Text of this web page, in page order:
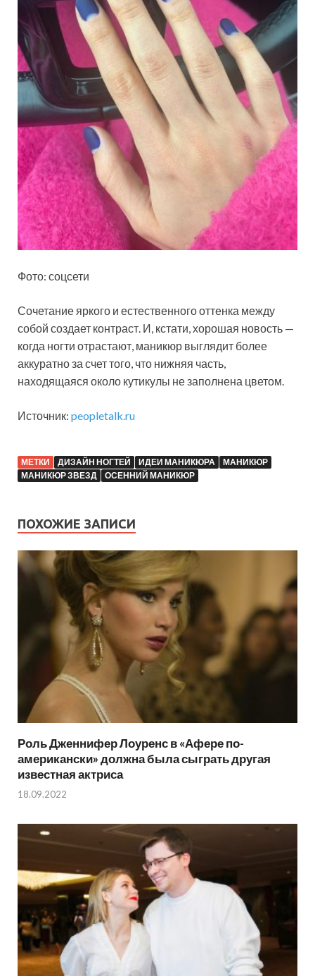
Фото: соцсети
Сочетание яркого и естественного оттенка между
собой создает контраст. И, кстати, хорошая новость —
когда ногти отрастают, маникюр выглядит более
аккуратно за счет того, что нижняя часть,
находящаяся около кутикулы не заполнена цветом.
Источник: peopletalk.ru
МЕТКИ ДИЗАЙН НОГТЕЙ ИДЕИ МАНИКЮРА
МАНИКЮР
МАНИКЮР ЗВЕЗД
ОСЕННИЙ МАНИКЮР
ПОХОЖИЕ ЗАПИСИ
Роль Дженнифер Лоуренс в «Афере по-
американски» должна была сыграть другая
известная актриса
18.09.2022